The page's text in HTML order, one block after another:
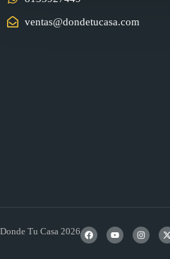
ventas@dondetucasa.com
Donde Tu Casa 2026